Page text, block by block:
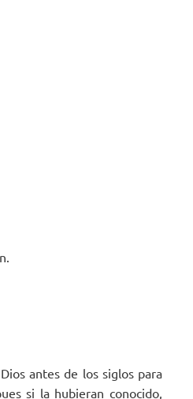
antes de los siglos para
si la hubieran conocido,